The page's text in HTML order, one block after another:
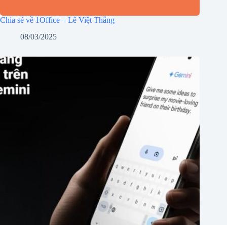
Chia sẻ về 1Office – Lê Việt Thắng
08/03/2025